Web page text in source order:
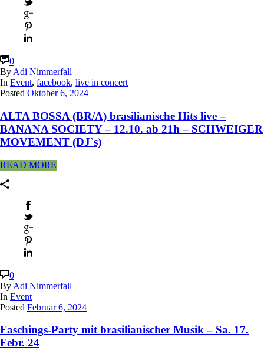
0
By Adi Nimmerfall
In Event, facebook, live in concert
Posted Oktober 6, 2024
ALTA BOSSA (BR/A) brasilianische Hits live –
BANANA SOCIETY – 12.10. ab 21h – SCHWEIGER
MOVEMENT (DJ`s)
READ MORE
0
By Adi Nimmerfall
In Event
Posted Februar 6, 2024
Faschings-Party mit brasilianischer Musik – Sa. 17.
Febr. 24